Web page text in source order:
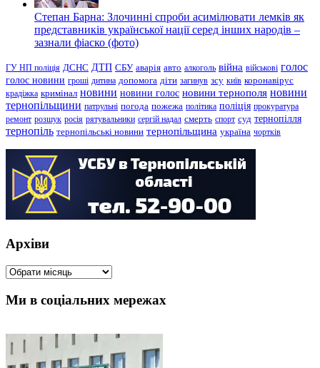
Степан Барна: Злочинні спроби асимілювати лемків як
представників української нації серед інших народів –
зазнали фіаско (фото)
ГУ НП поліція ДСНС ДТП СБУ аварія авто алкоголь війна військові голос
голос новини гроші дитина допомога діти загинув зсу київ коронавірус
крадіжка кримінал новини новини голос новини тернополя новини
тернопільщини патрульні погода пожежа політика поліція прокуратура
ремонт розшук росія рятувальники сергій надал смерть спорт суд тернопілля
тернопіль тернопільські новини тернопільщина україна чортків
Архіви
Архіви
Ми в соціальних мережах